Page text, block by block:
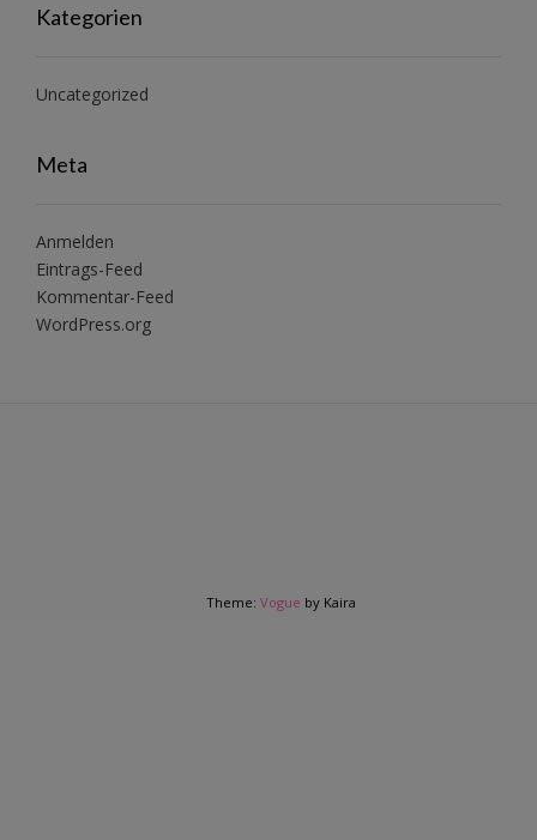
Kategorien
Uncategorized
Meta
Anmelden
Eintrags-Feed
Kommentar-Feed
WordPress.org
Theme: Vogue by Kaira